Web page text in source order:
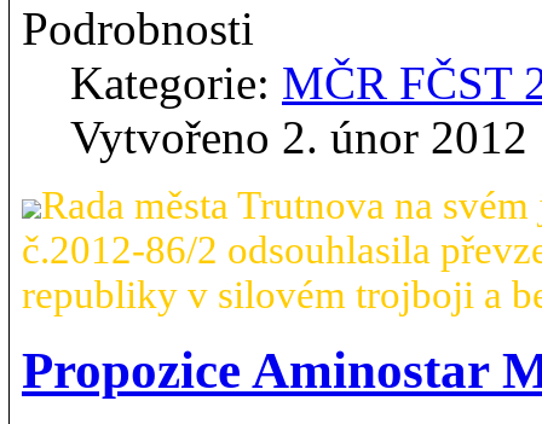
Podrobnosti
Kategorie: MČR FČST
Vytvořeno 2. únor 2012
Rada města Trutnova na
č.2012-86/2 odsouhlasila
republiky v silovém trojboji a
Propozice Aminostar